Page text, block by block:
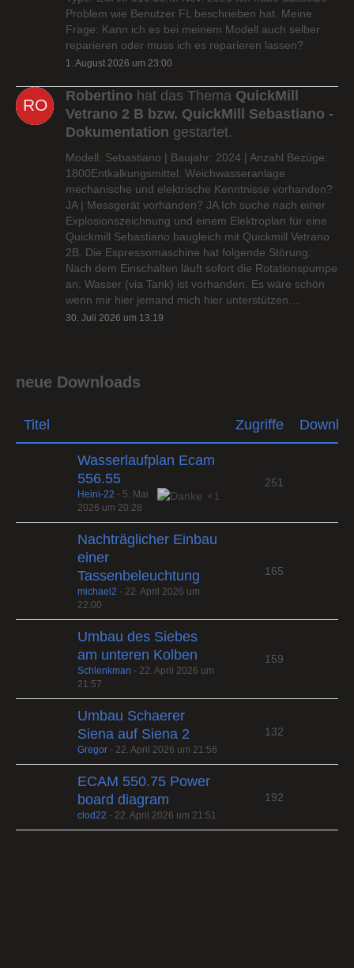
Problem wie Benutzer FL beschrieben hat. Meine
Frage: Kann ich es bei meinem Modell auch selber
reparieren oder muss ich es reparieren lassen?
1. August 2026 um 23:00
Robertino hat das Thema QuickMill
Vetrano 2 B bzw. QuickMill Sebastiano -
Dokumentation gestartet.
Modell: Sebastiano | Baujahr: 2024 | Anzahl Bezüge:
1800Entkalkungsmittel: Weichwasseranlage
mechanische und elektrische Kenntnisse vorhanden?
JA | Messgerät vorhanden? JA Ich suche nach einer
Explosionszeichnung und einem Elektroplan für eine
Quickmill Sebastiano baugleich mit Quickmill Vetrano
2B. Die Espressomaschine hat folgende Störung:
Nach dem Einschalten läuft sofort die Rotationspumpe
an; Wasser (via Tank) ist vorhanden. Es wäre schön
wenn mir hier jemand mich hier unterstützen…
30. Juli 2026 um 13:19
neue Downloads
Titel Zugriffe
Wasserlaufplan Ecam
556.55
1
Heini-22 - 5. Mai
2026 um 20:28
251
Nachträglicher Einbau
einer
Tassenbeleuchtung
michael2 - 22. April 2026 um
22:00
165
Umbau des Siebes
am unteren Kolben
Schlenkman - 22. April 2026 um
21:57
159
Umbau Schaerer
Siena auf Siena 2
Gregor - 22. April 2026 um 21:56
132
ECAM 550.75 Power
board diagram
clod22 - 22. April 2026 um 21:51
192